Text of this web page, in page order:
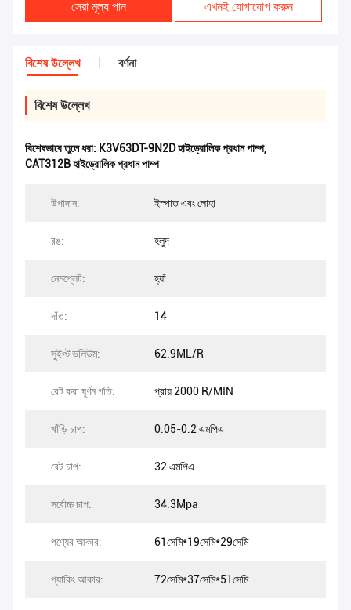
সেরা মূল্য পান এখনই যোগাযোগ করুন
বিশেষ উল্লেখ বর্ণনা
বিশেষ উল্লেখ
বিশেষভাবে তুলে ধরা: K3V63DT-9N2D হাইড্রোলিক প্রধান পাম্প,
CAT312B হাইড্রোলিক প্রধান পাম্প
উপাদান: ইস্পাত এবং লোহা
রঙ: হলুদ
নেমপ্লেট: হ্যাঁ
দাঁত: 14
সুইপ্ট ভলিউম: 62.9ML/R
রেট করা ঘূর্ণন গতি: প্রায় 2000 R/MIN
খাঁড়ি চাপ: 0.05-0.2 এমপিএ
রেট চাপ: 32 এমপিএ
সর্বোচ্চ চাপ: 34.3Mpa
পণ্যের আকার: 61সেমি*19সেমি*29সেমি
প্যাকিং আকার: 72সেমি*37সেমি*51সেমি